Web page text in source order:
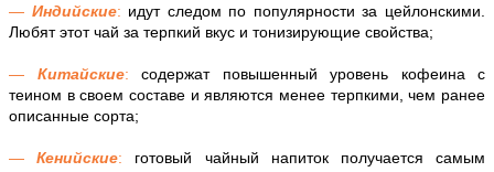
— Индийские: идут следом по популярности за цейлонскими.
Любят этот чай за терпкий вкус и тонизирующие свойства;
— Китайские: содержат повышенный уровень кофеина с
теином в своем составе и являются менее терпкими, чем ранее
описанные сорта;
—Кенийские: готовый чайный напиток получается самым